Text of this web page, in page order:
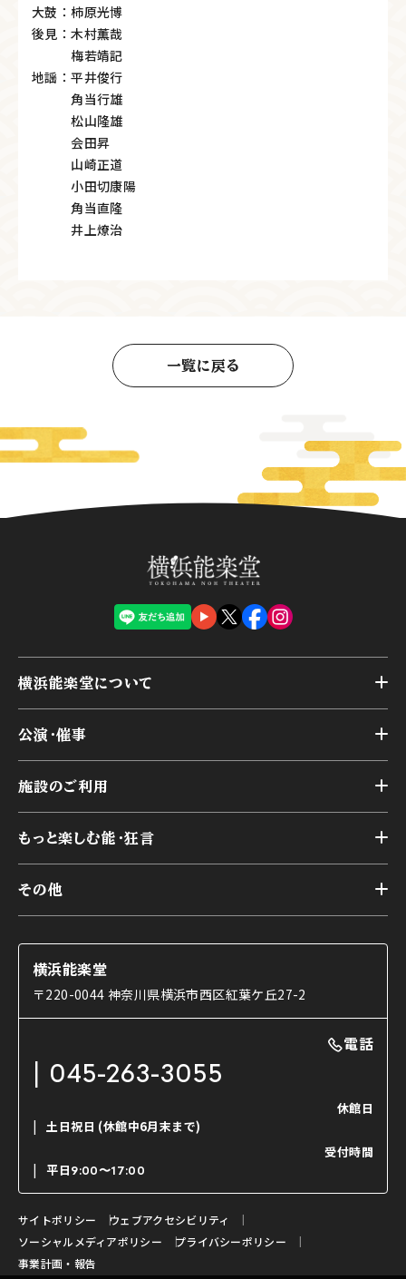
大鼓：柿原光博
後見：木村薫哉
梅若靖記
地謡：平井俊行
角当行雄
松山隆雄
会田昇
山崎正道
小田切康陽
角当直隆
井上燎治
一覧に戻る
横浜能楽堂について
横浜能楽堂が取り組んだ事業
能舞台の歴史と特徴
様々なお客様に向けて
本舞台座席
交通アクセス
公演・催事
アーカイブ
施設のご利用
第二舞台
研修室
楽屋
ご利用の流れ
利用料金表
もっと楽しむ能・狂言
能舞台と演じ手
使用する道具
能・狂言の曲目説明
日本の古典芸能
その他
コラム
OTABISHO
チケット購入方法
ご寄附について
よくいただくご質問
お問い合わせ
横浜能楽堂
〒220-0044 神奈川県横浜市西区紅葉ケ丘27-2
電話
045-263-3055
休館日
土日祝日 (休館中6月末まで)
受付時間
平日9:00〜17:00
サイトポリシー
ウェブアクセシビリティ
ソーシャルメディアポリシー
プライバシーポリシー
事業計画・報告